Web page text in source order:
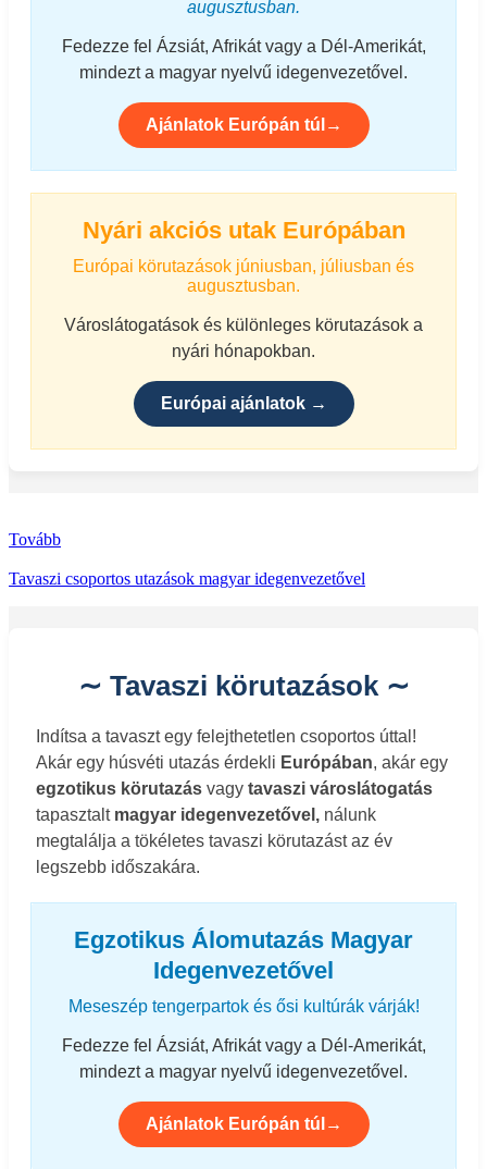
augusztusban.
Fedezze fel Ázsiát, Afrikát vagy a Dél-Amerikát,
mindezt a magyar nyelvű idegenvezetővel.
Ajánlatok Európán túl→
Nyári akciós utak Európában
Európai körutazások júniusban, júliusban és
augusztusban.
Városlátogatások és különleges körutazások a
nyári hónapokban.
Európai ajánlatok →
Tovább
Tavaszi csoportos utazások magyar idegenvezetővel
∼ Tavaszi körutazások ∼
Indítsa a tavaszt egy felejthetetlen csoportos úttal!
Akár egy húsvéti utazás érdekli Európában, akár egy
egzotikus körutazás vagy tavaszi városlátogatás
tapasztalt magyar idegenvezetővel, nálunk
megtalálja a tökéletes tavaszi körutazást az év
legszebb időszakára.
Egzotikus Álomutazás Magyar
Idegenvezetővel
Meseszép tengerpartok és ősi kultúrák várják!
Fedezze fel Ázsiát, Afrikát vagy a Dél-Amerikát,
mindezt a magyar nyelvű idegenvezetővel.
Ajánlatok Európán túl→